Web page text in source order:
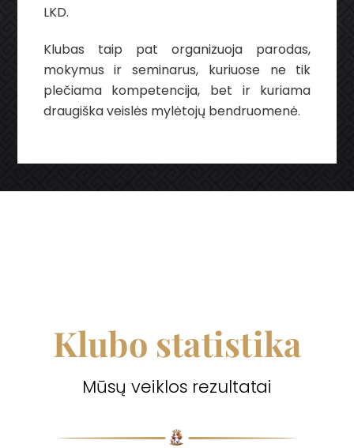
LKD.
Klubas taip pat organizuoja parodas,
mokymus ir seminarus, kuriuose ne tik
plečiama kompetencija, bet ir kuriama
draugiška veislės mylėtojų bendruomenė.
Klubo statistika
Mūsų veiklos rezultatai